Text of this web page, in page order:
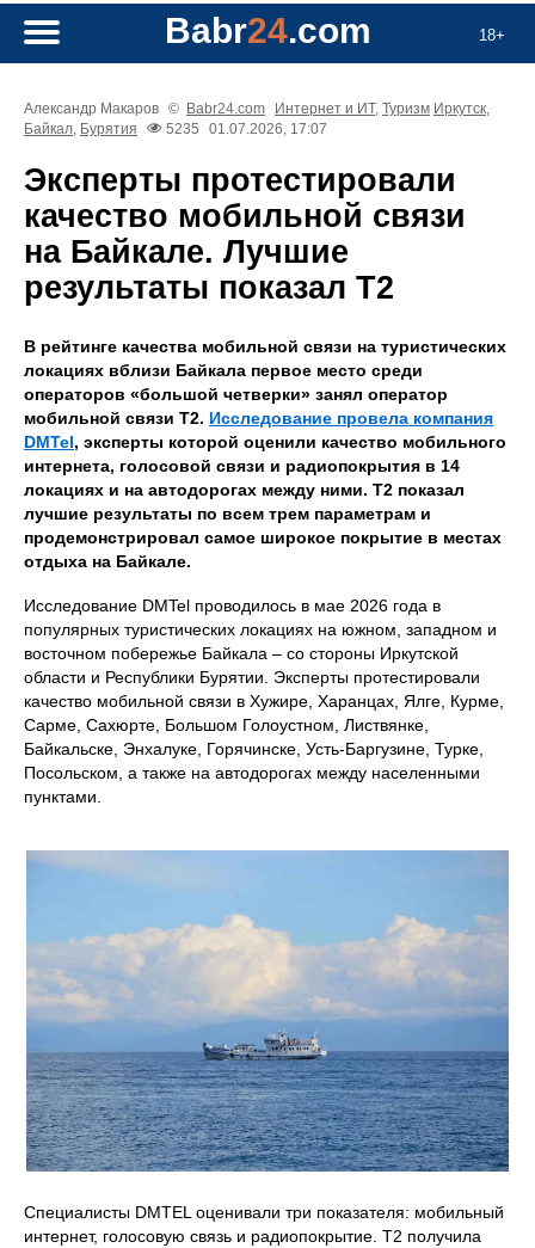
18+
Babr24.com
Александр Макаров © Babr24.com Интернет и ИТ, Туризм Иркутск,
Байкал, Бурятия 5235 01.07.2026, 17:07
Эксперты протестировали
качество мобильной связи
на Байкале. Лучшие
результаты показал Т2
В рейтинге качества мобильной связи на туристических
локациях вблизи Байкала первое место среди
операторов «большой четверки» занял оператор
мобильной связи Т2. Исследование провела компания
DMTel, эксперты которой оценили качество мобильного
интернета, голосовой связи и радиопокрытия в 14
локациях и на автодорогах между ними. Т2 показал
лучшие результаты по всем трем параметрам и
продемонстрировал самое широкое покрытие в местах
отдыха на Байкале.
Исследование DMTel проводилось в мае 2026 года в
популярных туристических локациях на южном, западном и
восточном побережье Байкала – со стороны Иркутской
области и Республики Бурятии. Эксперты протестировали
качество мобильной связи в Хужире, Харанцах, Ялге, Курме,
Сарме, Сахюрте, Большом Голоустном, Листвянке,
Байкальске, Энхалуке, Горячинске, Усть-Баргузине, Турке,
Посольском, а также на автодорогах между населенными
пунктами.
Специалисты DMTEL оценивали три показателя: мобильный
интернет, голосовую связь и радиопокрытие. Т2 получила